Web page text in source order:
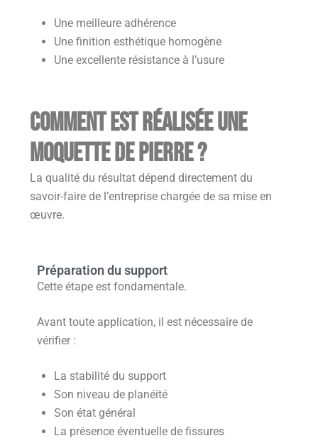
Une meilleure adhérence
Une finition esthétique homogène
Une excellente résistance à l’usure
Comment est réalisée une
moquette de pierre ?
La qualité du résultat dépend directement du
savoir-faire de l’entreprise chargée de sa mise en
œuvre.
Préparation du support
Cette étape est fondamentale.
Avant toute application, il est nécessaire de
vérifier :
La stabilité du support
Son niveau de planéité
Son état général
La présence éventuelle de fissures